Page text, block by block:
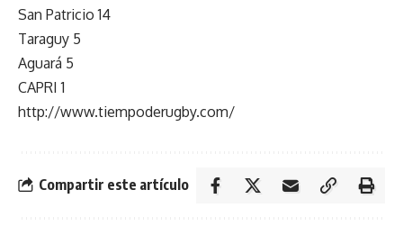
San Patricio 14
Taraguy 5
Aguará 5
CAPRI 1
http://www.tiempoderugby.com/
Compartir este artículo